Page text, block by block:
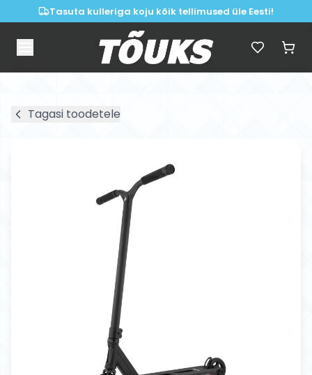
Tasuta kulleriga koju kõik tellimused üle Eesti!
Tagasi toodetele